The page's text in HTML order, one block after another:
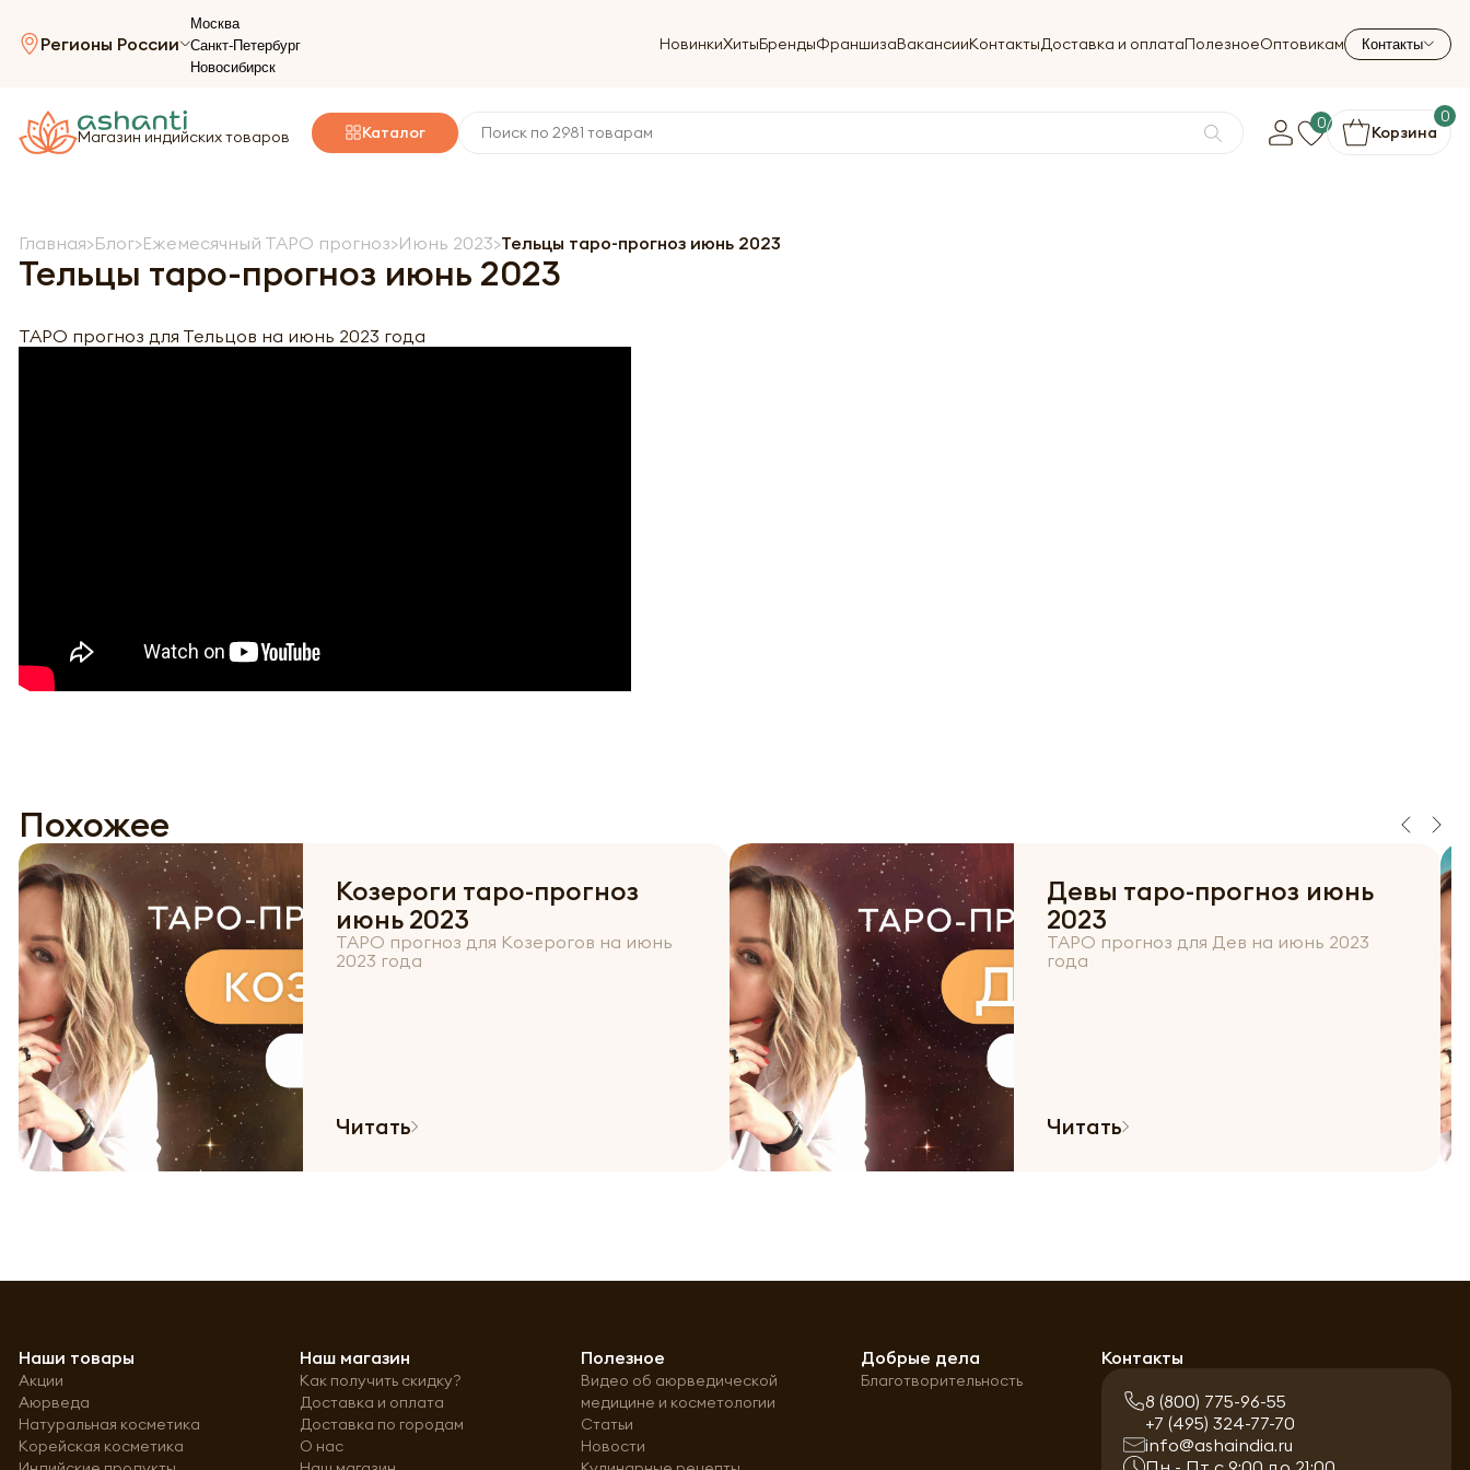
Регионы России
Москва
Санкт-Петербург
Новосибирск
НовинкиХитыБрендыФраншизаВакансииКонтактыДоставка и оплатаПолезноеОптовикам Контакты
Магазин индийских товаров Каталог 0 Корзина
0
Главная Блог Ежемесячный ТАРО прогноз Июнь 2023 Тельцы таро-прогноз июнь 2023
Тельцы таро-прогноз июнь 2023
ТАРО прогноз для Тельцов на июнь 2023 года
Похожее
Козероги таро-прогноз
июнь 2023
ТАРО прогноз для Козерогов на июнь
2023 года
Читать
Девы таро-прогноз июнь
2023
ТАРО прогноз для Дев на июнь 2023
года
Читать
Наши товары
Акции
Аюрведа
Натуральная косметика
Корейская косметика
Наш магазин
Как получить скидку?
Доставка и оплата
Доставка по городам
О нас
Полезное
Видео об аюрведической
медицине и косметологии
Статьи
Новости
Добрые дела
Благотворительность
Контакты
8 (800) 775-96-55
+7 (495) 324-77-70
info@ashaindia.ru